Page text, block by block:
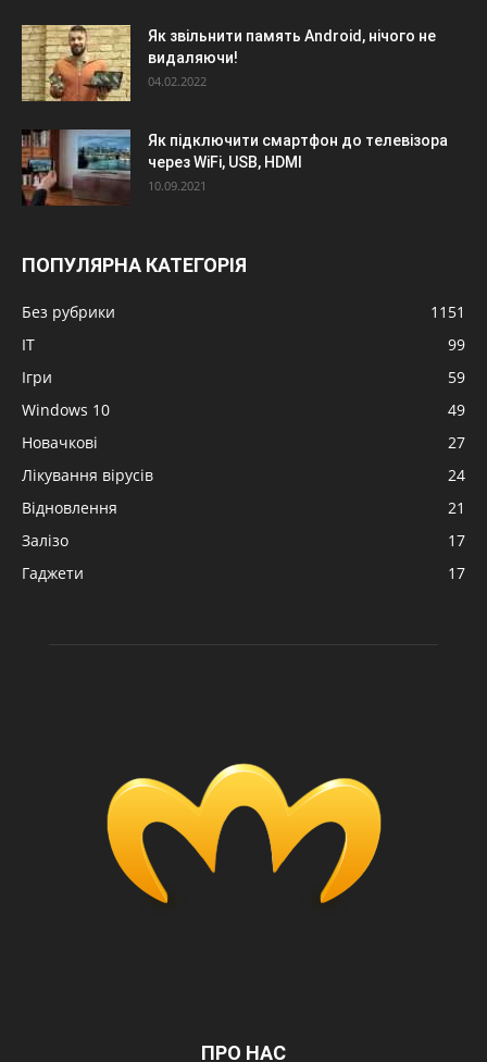
Як звільнити память Android, нічого не
видаляючи!
04.02.2022
Як підключити смартфон до телевізора
через WiFi, USB, HDMI
10.09.2021
ПОПУЛЯРНА КАТЕГОРІЯ
Без рубрики
1151
IT
99
Ігри
59
Windows 10
49
Новачкові
27
Лікування вірусів
24
Відновлення
21
Залізо
17
Гаджети
17
ПРО НАС